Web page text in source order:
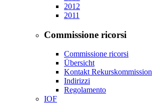
2012
2011
Commissione ricorsi
Commissione ricorsi
Übersicht
Kontakt Rekurskommission
Indirizzi
Regolamento
IOF